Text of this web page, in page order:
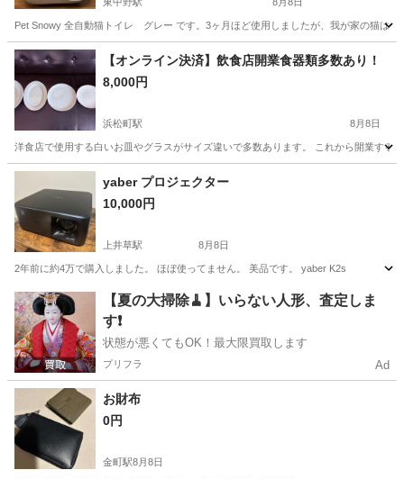
Pet Snowy 全自動猫トイレ グレー です。3ヶ月ほど使用しましたが、我が家の猫は
東京 中野区 東中野駅 その他
【オンライン決済】飲食店開業食器類多数あり！
8,000円
浜松町駅 8月8日
洋食店で使用する白いお皿やグラスがサイズ違いで多数あります。 これから開業する
東京 港区 その他
yaber プロジェクター
10,000円
上井草駅 8月8日
2年前に約4万で購入しました。 ほぼ使ってません。 美品です。 yaber K2s
東京 練馬区 上井草駅 その他 yaber
【夏の大掃除🧹】いらない人形、査定しま
す❗️
状態が悪くてもOK！最大限買取します
プリフラ Ad
お財布
0円
金町駅8月8日